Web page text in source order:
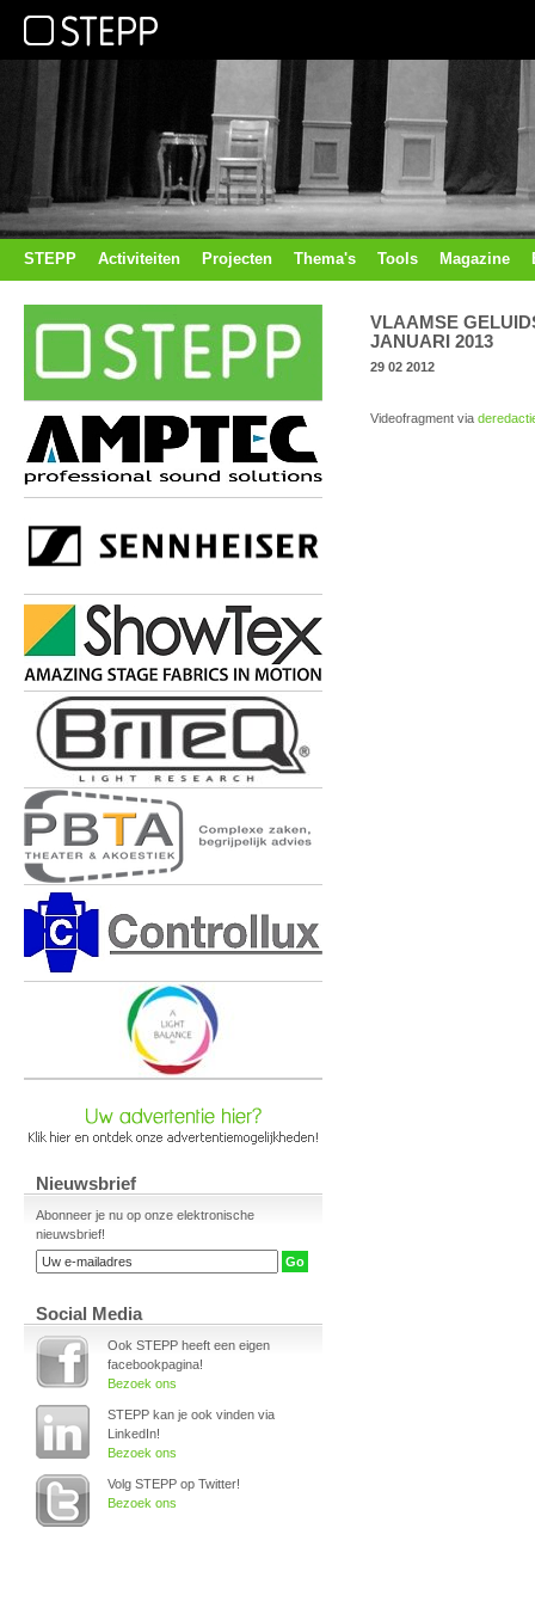
STEPP Activiteiten Projecten Thema's Tools Magazine
Nieuwsbrief
Abonneer je nu op onze elektronische
nieuwsbrief!
Social Media
Ook STEPP heeft een eigen
facebookpagina!
Bezoek ons
STEPP kan je ook vinden via
LinkedIn!
Bezoek ons
Volg STEPP op Twitter!
Bezoek ons
VLAAMSE
JANUARI 2013
29 02 2012
Videofragment via